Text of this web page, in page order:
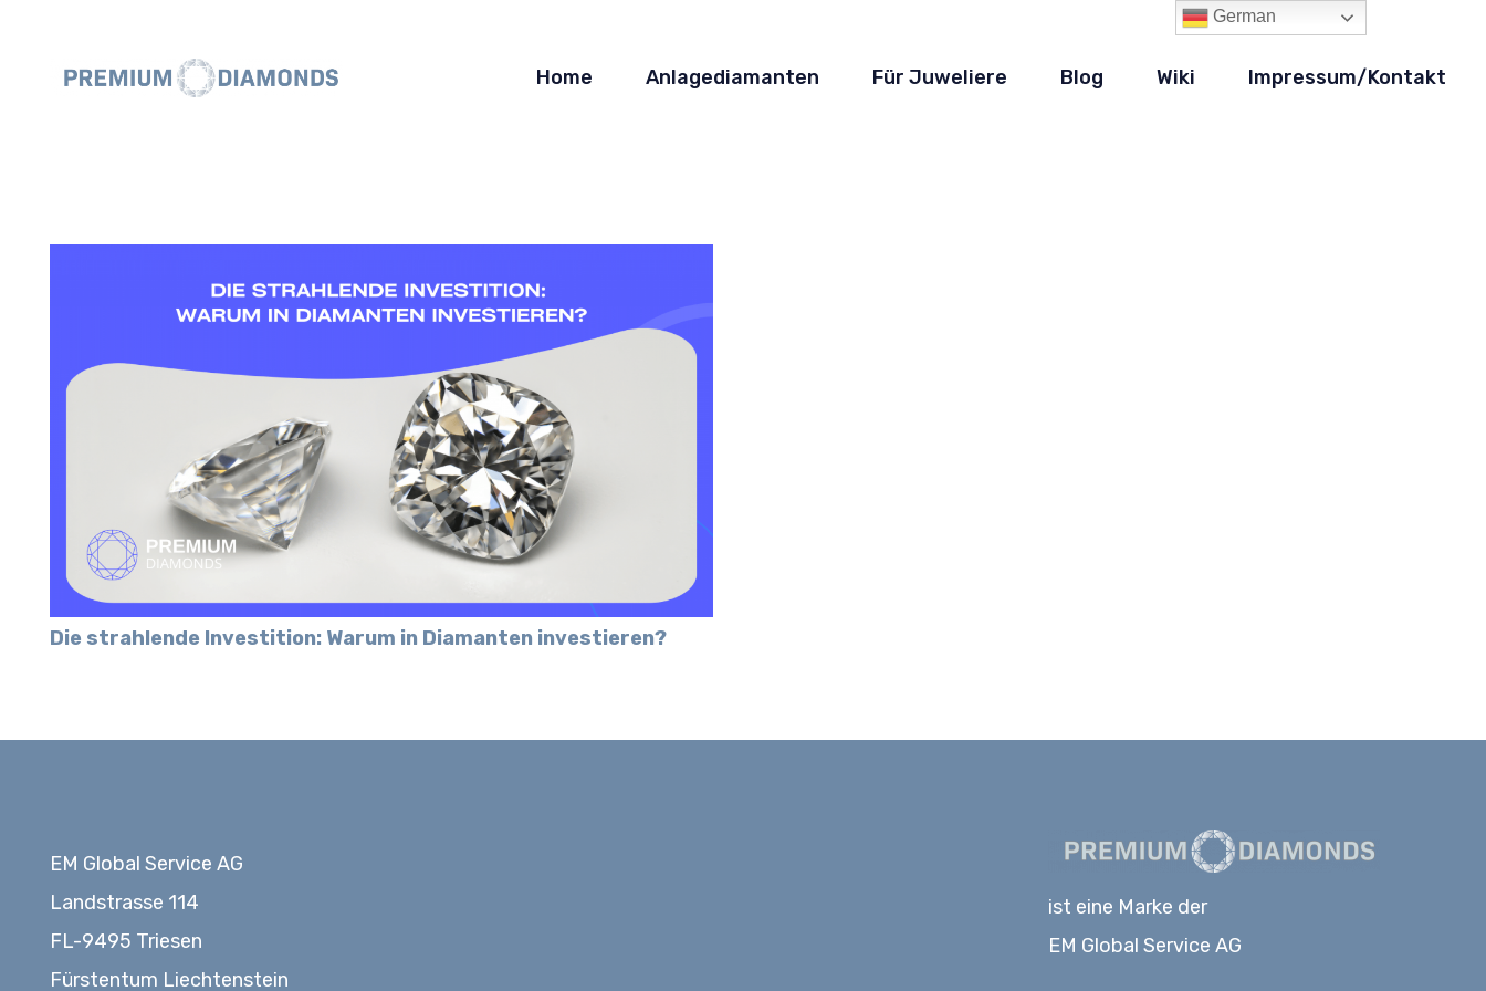
Home Anlagediamanten Für Juweliere Blog Wiki Impressum/Kontakt
Die strahlende Investition: Warum in Diamanten investieren?
EM Global Service AG
Landstrasse 114
FL-9495 Triesen
Fürstentum Liechtenstein
ist eine Marke der
EM Global Service AG
German